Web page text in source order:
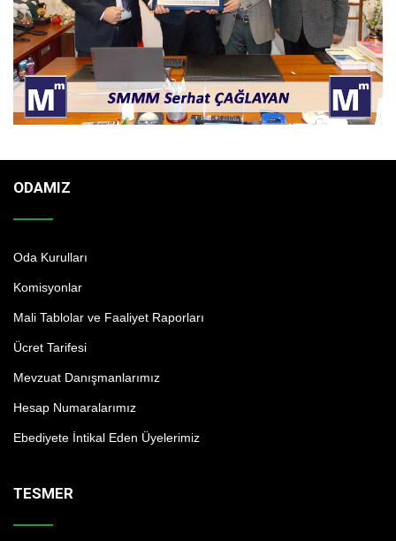
ODAMIZ
Oda Kurulları
Komisyonlar
Mali Tablolar ve Faaliyet Raporları
Ücret Tarifesi
Mevzuat Danışmanlarımız
Hesap Numaralarımız
Ebediyete İntikal Eden Üyelerimiz
TESMER